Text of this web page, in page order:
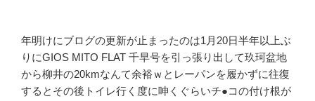
年明けにブログの更新が止まったのは1月20日半年以上ぶ
りにGIOS MITO FLAT 千早号を引っ張り出して玖珂盆地
から柳井の20kmなんて余裕ｗとレーパンを履かずに往復
するとその後トイレ行く度に呻くぐらいチ●コの付け根が